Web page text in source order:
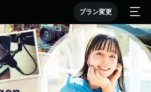
プラン変更